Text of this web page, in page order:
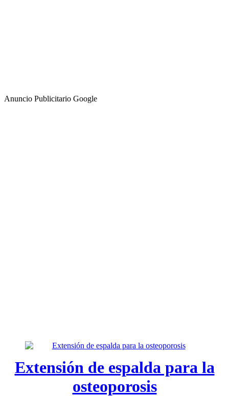
Anuncio Publicitario Google
Extensión de espalda para la
osteoporosis